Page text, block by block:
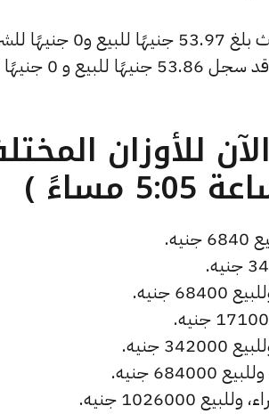
وشهد سعر دولار الصاغة انخفاضًا بالسوق المصري الآن، حيث بلغ 53.97
منخفضًا بمقدار 0 جنيهات عن التحديث السابق، حيث كان قد سجل 53.86 جنيهًا للبيع و 0 جنيهًا
ما هو سعر الذهب عيار 21 الآن للأوزان